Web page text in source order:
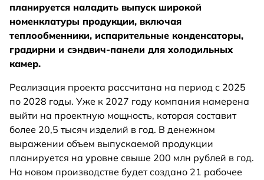
планируется наладить выпуск широкой
номенклатуры продукции, включая
теплообменники, испарительные конденсаторы,
градирни и сэндвич-панели для холодильных
камер.
Реализация проекта рассчитана на период с 2025
по 2028 годы. Уже к 2027 году компания намерена
выйти на проектную мощность, которая составит
более 20,5 тысяч изделий в год. В денежном
выражении объем выпускаемой продукции
планируется на уровне свыше 200 млн рублей в год.
На новом производстве будет создано 21 рабочее